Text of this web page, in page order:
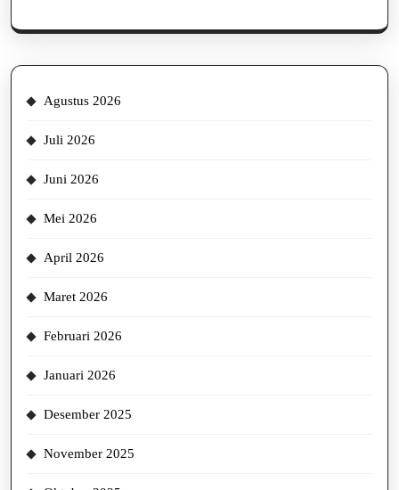
Agustus 2026
Juli 2026
Juni 2026
Mei 2026
April 2026
Maret 2026
Februari 2026
Januari 2026
Desember 2025
November 2025